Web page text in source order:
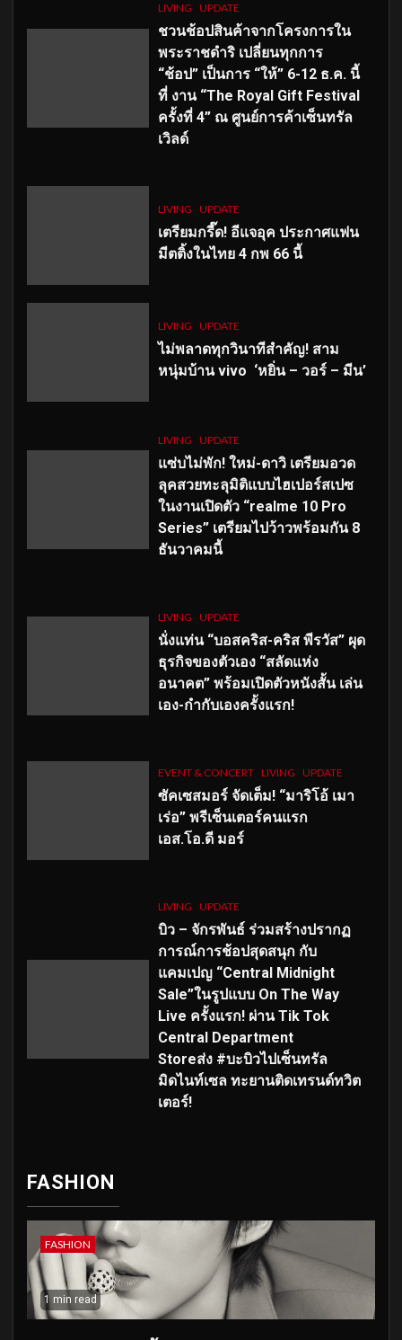
LIVING UPDATE
ชวนช้อปสินค้าจากโครงการใน
พระราชดำริ เปลี่ยนทุกการ
“ช้อป” เป็นการ “ให้” 6-12 ธ.ค. นี้
ที่ งาน “The Royal Gift Festival
ครั้งที่ 4” ณ ศูนย์การค้าเซ็นทรัล
เวิลด์
LIVING UPDATE
เตรียมกรี๊ด! อีแจอุค ประกาศแฟน
มีตติ้งในไทย 4 กพ 66 นี้
LIVING UPDATE
ไม่พลาดทุกวินาทีสำคัญ! สาม
หนุ่มบ้าน vivo ‘หยิ่น – วอร์ – มีน’
LIVING UPDATE
แซ่บไม่พัก! ใหม่-ดาวิ เตรียมอวด
ลุคสวยทะลุมิติแบบไฮเปอร์สเปซ
ในงานเปิดตัว “realme 10 Pro
Series” เตรียมไปว้าวพร้อมกัน 8
ธันวาคมนี้
LIVING UPDATE
นั่งแท่น “บอสคริส-คริส พีรวัส” ผุด
ธุรกิจของตัวเอง “สลัดแห่ง
อนาคต” พร้อมเปิดตัวหนังสั้น เล่น
เอง-กำกับเองครั้งแรก!
EVENT & CONCERT LIVING UPDATE
ซัคเซสมอร์ จัดเต็ม! “มาริโอ้ เมา
เร่อ” พรีเซ็นเตอร์คนแรก
เอส.โอ.ดี มอร์
LIVING UPDATE
บิว – จักรพันธ์ ร่วมสร้างปรากฏ
การณ์การช้อปสุดสนุก กับ
แคมเปญ “Central Midnight
Sale”ในรูปแบบ On The Way
Live ครั้งแรก! ผ่าน Tik Tok
Central Department
Storeส่ง #บะบิวไปเซ็นทรัล
มิดไนท์เซล ทะยานติดเทรนด์ทวิต
เตอร์!
FASHION
FASHION
1 min read